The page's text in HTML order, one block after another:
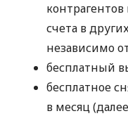
счета в
независимо
бесплатный
бесплатное
в месяц